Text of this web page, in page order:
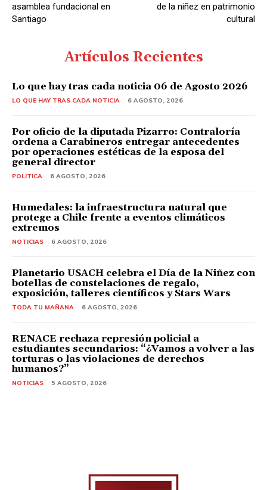
o
asamblea fundacional en
Santiago
de la niñez en patrimonio
cultural
Artículos Recientes
Lo que hay tras cada noticia 06 de Agosto 2026
LO QUE HAY TRAS CADA NOTICIA 6 AGOSTO, 2026
Por oficio de la diputada Pizarro: Contraloría
ordena a Carabineros entregar antecedentes
por operaciones estéticas de la esposa del
general director
POLITICA 6 AGOSTO, 2026
Humedales: la infraestructura natural que
protege a Chile frente a eventos climáticos
extremos
NOTICIAS 6 AGOSTO, 2026
Planetario USACH celebra el Día de la Niñez con
botellas de constelaciones de regalo,
exposición, talleres científicos y Stars Wars
TODA TU MAÑANA 6 AGOSTO, 2026
RENACE rechaza represión policial a
estudiantes secundarios: “¿Vamos a volver a las
torturas o las violaciones de derechos
humanos?”
NOTICIAS 5 AGOSTO, 2026